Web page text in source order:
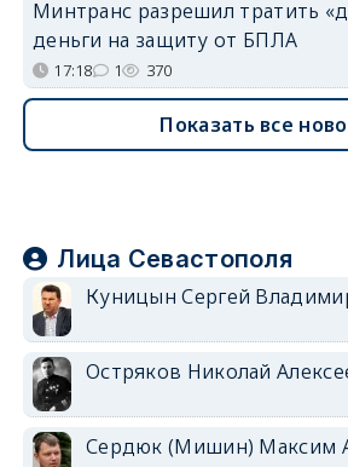
Минтранс разрешил тратить
деньги на защиту от БПЛА
17:18 1 370
Показать все
Лица Севастополя
Куницын Сергей
Остряков Николай
Сердюк (Мишин) Максим